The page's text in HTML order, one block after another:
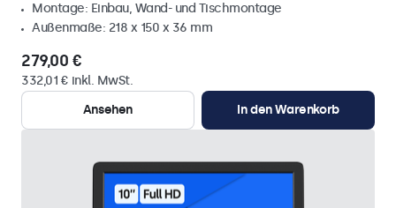
Montage: Einbau, Wand- und Tischmontage
Außenmaße: 218 x 150 x 36 mm
279,00 €
332,01 € inkl. MwSt.
Ansehen
In den Warenkorb